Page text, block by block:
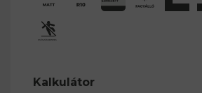
Kalkulátor